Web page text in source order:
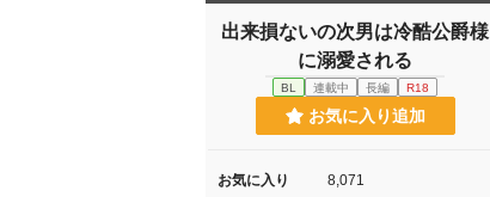
出来損ないの次男は冷酷公爵様
に溺愛される
BL 連載中 長編 R18
お気に入り追加
お気に入り 8,071